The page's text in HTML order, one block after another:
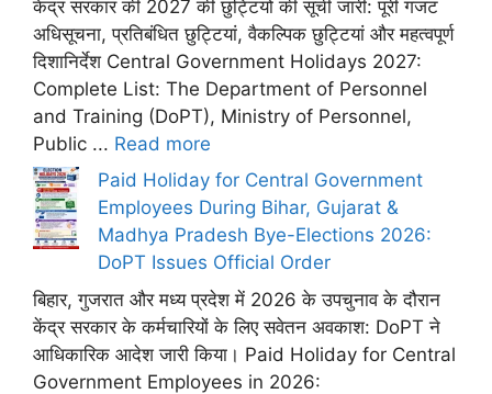
केंद्र सरकार की 2027 की छुट्टियों की सूची जारी: पूरी गजट
अधिसूचना, प्रतिबंधित छुट्टियां, वैकल्पिक छुट्टियां और महत्वपूर्ण
दिशानिर्देश Central Government Holidays 2027:
Complete List: The Department of Personnel
and Training (DoPT), Ministry of Personnel,
Public ... Read more
Paid Holiday for Central Government
Employees During Bihar, Gujarat &
Madhya Pradesh Bye-Elections 2026:
DoPT Issues Official Order
बिहार, गुजरात और मध्य प्रदेश में 2026 के उपचुनाव के दौरान
केंद्र सरकार के कर्मचारियों के लिए सवेतन अवकाश: DoPT ने
आधिकारिक आदेश जारी किया। Paid Holiday for Central
Government Employees in 2026: